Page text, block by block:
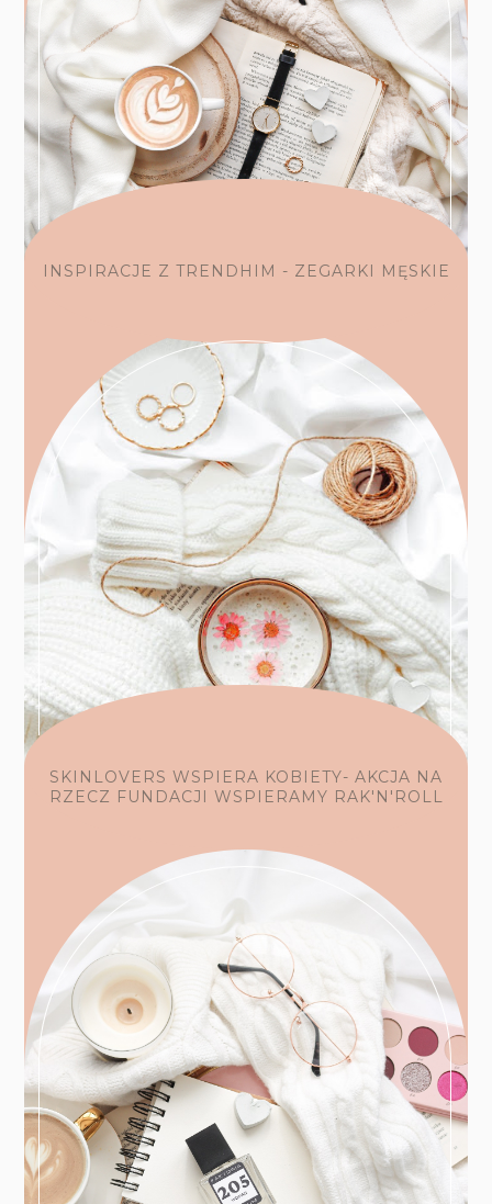
INSPIRACJE Z TRENDHIM - ZEGARKI MĘSKIE
SKINLOVERS WSPIERA KOBIETY- AKCJA NA
RZECZ FUNDACJI WSPIERAMY RAK'N'ROLL